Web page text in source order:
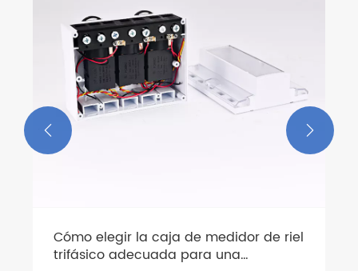
Cómo elegir la caja de medidor de riel
trifásico adecuada para una
 